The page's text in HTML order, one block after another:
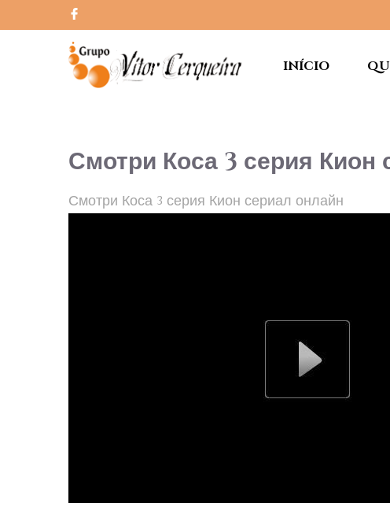
INÍCIO
Смотри Коса 3 серия Кион
Смотри Коса 3 серия Кион сериал онлайн